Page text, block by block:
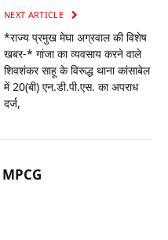
NEXT ARTICLE
*राज्य प्रमुख मेघा अग्रवाल की विशेष
खबर-* गांजा का व्यवसाय करने वाले
शिवशंकर साहू के विरूद्ध थाना कांसाबेल
में 20(बी) एन.डी.पी.एस. का अपराध
दर्ज,